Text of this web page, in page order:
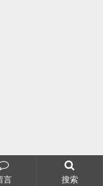
言 搜索